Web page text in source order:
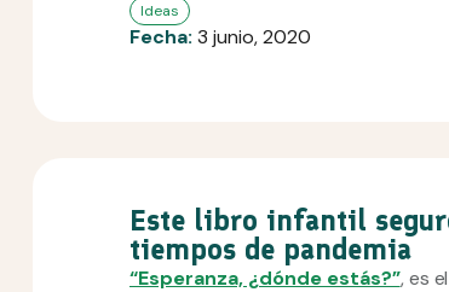
Ideas
Fecha: 3 junio, 2020
Este libro infantil
tiempos de pandemia
“Esperanza, ¿dónde estás?”, es